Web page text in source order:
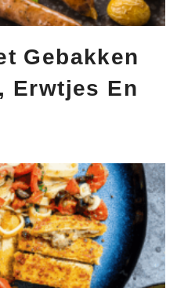
Gebakken
Erwtjes En